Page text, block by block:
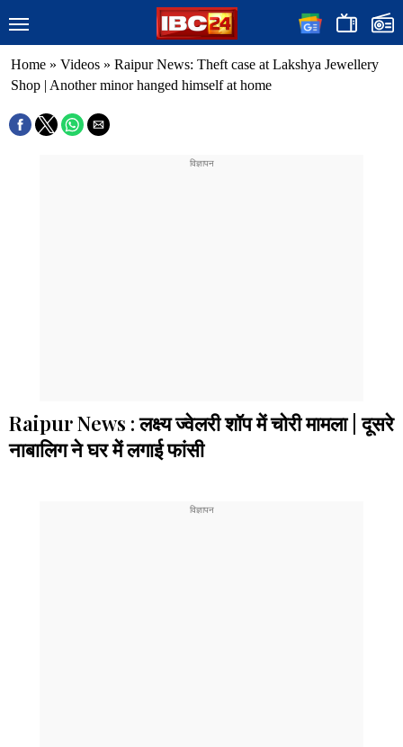
Home » Videos » Raipur News: Theft case at Lakshya Jewellery
Shop | Another minor hanged himself at home
Raipur News : लक्ष्य ज्वेलरी शॉप में चोरी मामला | दूसरे
नाबालिग ने घर में लगाई फांसी